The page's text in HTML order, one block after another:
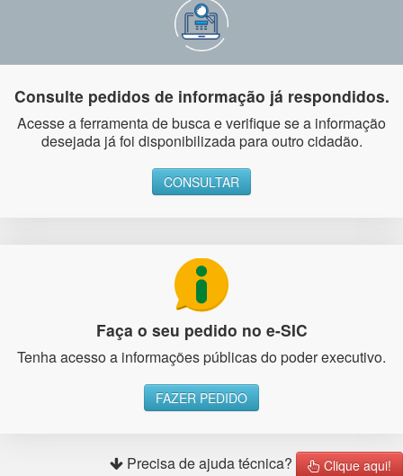
Consulte pedidos de informação já respondidos.
Acesse a ferramenta de busca e verifique se a informação
desejada já foi disponibilizada para outro cidadão.
CONSULTAR
Faça o seu pedido no e-SIC
Tenha acesso a informações públicas do poder executivo.
FAZER PEDIDO
Precisa de ajuda técnica? Clique aqui!